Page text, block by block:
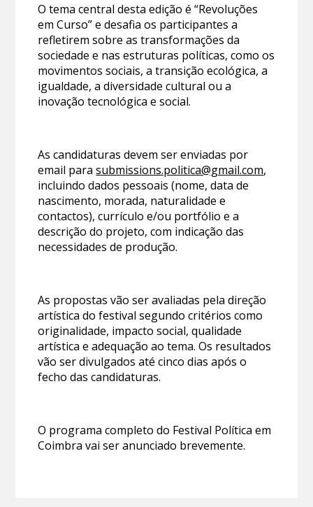
O tema central desta edição é “Revoluções
em Curso” e desafia os participantes a
refletirem sobre as transformações da
sociedade e nas estruturas políticas, como os
movimentos sociais, a transição ecológica, a
igualdade, a diversidade cultural ou a
inovação tecnológica e social.
As candidaturas devem ser enviadas por
email parasubmissions.politica@gmail.com,
incluindo dados pessoais (nome, data de
nascimento, morada, naturalidade e
contactos), currículo e/ou portfólio e a
descrição do projeto, com indicação das
necessidades de produção.
As propostas vão ser avaliadas pela direção
artística do festival segundo critérios como
originalidade, impacto social, qualidade
artística e adequação ao tema. Os resultados
vão ser divulgados até cinco dias após o
fecho das candidaturas.
O programa completo do Festival Política em
Coimbra vai ser anunciado brevemente.